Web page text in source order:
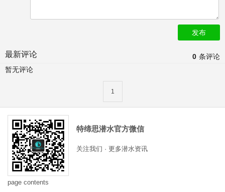
发布
0 条评论
最新评论
暂无评论
1
特缔思潜水官方微信
关注我们 · 更多潜水资讯
page contents